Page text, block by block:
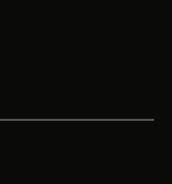
un nouvel onglet
dans un nouvel onglet
un nouvel onglet